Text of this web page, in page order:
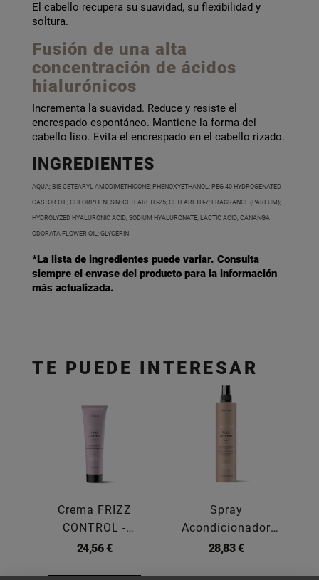
El cabello recupera su suavidad, su flexibilidad y
soltura.
Fusión de una alta
concentración de ácidos
hialurónicos
Incrementa la suavidad. Reduce y resiste el
encrespado espontáneo. Mantiene la forma del
cabello liso. Evita el encrespado en el cabello rizado.
INGREDIENTES
AQUA; BIS-CETEARYL AMODIMETHICONE; PHENOXYETHANOL; PEG-40 HYDROGENATED
CASTOR OIL; CHLORPHENESIN; CETEARETH-25; CETEARETH-7; FRAGRANCE (PARFUM);
HYDROLYZED HYALURONIC ACID; SODIUM HYALURONATE; LACTIC ACID; CANANGA
ODORATA FLOWER OIL; GLYCERIN
*La lista de ingredientes puede variar. Consulta
siempre el envase del producto para la información
más actualizada.
TE PUEDE INTERESAR
Crema FRIZZ
CONTROL -
TEKNIA 150ML
24,56 €
Spray
Acondicionador
FULL... -TEKNIA
28,83 €